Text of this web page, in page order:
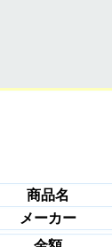
商品名
メーカー